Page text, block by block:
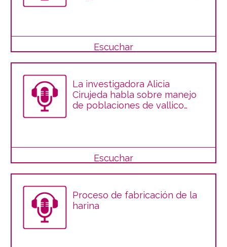
Escuchar
La investigadora Alicia
Cirujeda habla sobre manejo
de poblaciones de vallico
Escuchar
Proceso de fabricación de la
harina